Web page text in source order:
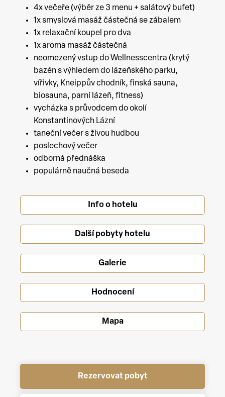
4x večeře (výběr ze 3 menu + salátový bufet)
1x smyslová masáž částečná se zábalem
1x relaxační koupel pro dva
1x aroma masáž částečná
neomezený vstup do Wellnesscentra (krytý
bazén s výhledem do lázeňského parku,
vířivky, Kneippův chodník, finská sauna,
biosauna, parní lázeň, fitness)
vycházka s průvodcem do okolí
Konstantinových Lázní
taneční večer s živou hudbou
poslechový večer
odborná přednáška
populárně naučná beseda
Info o hotelu
Další pobyty hotelu
Galerie
Hodnocení
Mapa
Rezervovat pobyt